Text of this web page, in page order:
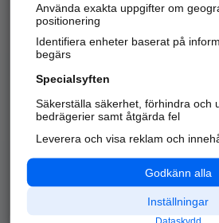
Kom igång
Alla kategorier
API & Kartor
Använda exakta uppgifter om
positionering
Identifiera enheter baserat på
begärs
Specialsyften
Säkerställa säkerhet, förhindra och
bedrägerier samt åtgärda fel
Leverera och visa reklam och
Godkänn alla
Inställningar
Dataskydd